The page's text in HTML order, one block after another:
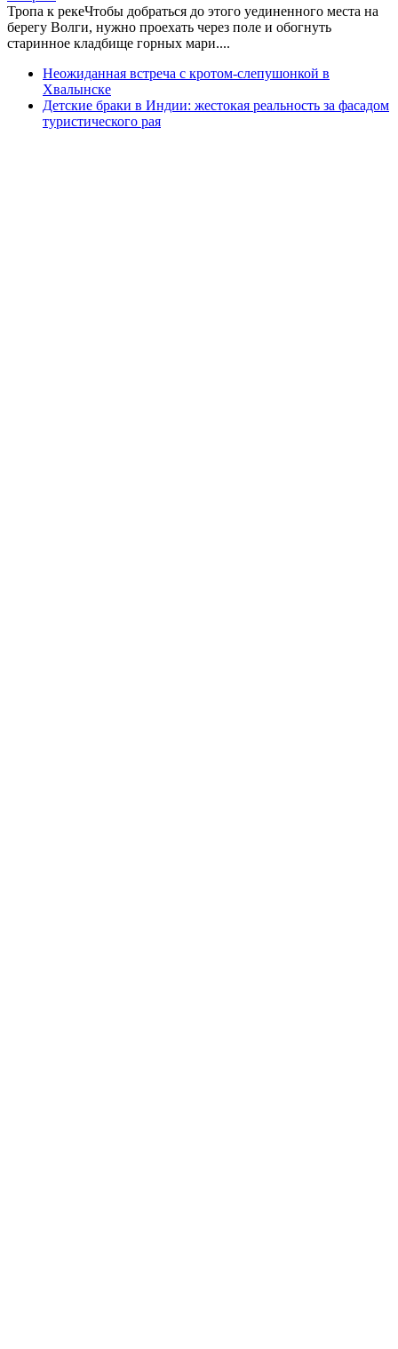
Тропа к рекеЧтобы добраться до этого уединенного места на
берегу Волги, нужно проехать через поле и обогнуть
старинное кладбище горных мари....
Неожиданная встреча с кротом-слепушонкой в
Хвалынске
Детские браки в Индии: жестокая реальность за фасадом
туристического рая